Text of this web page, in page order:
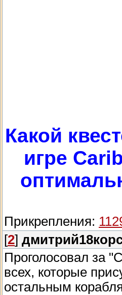
Какой
игре
Прикрепления:
[2]
Проголосовал за
всех, которые
остальным